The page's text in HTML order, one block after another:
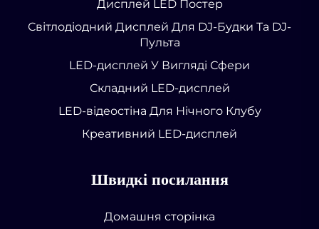
Дисплей LED Постер
Світлодіодний Дисплей Для DJ-Будки Та DJ-
Пульта
LED-дисплей У Вигляді Сфери
Складний LED-дисплей
LED-відеостіна Для Нічного Клубу
Креативний LED-дисплей
Швидкі посилання
Домашня сторінка